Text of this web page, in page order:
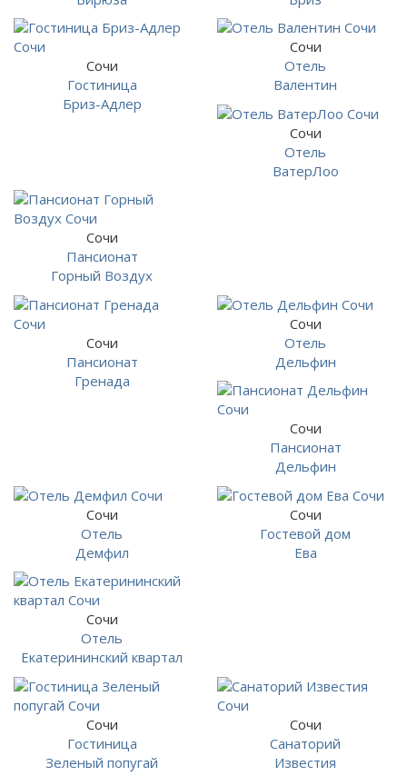
Сочи
Гостиница
Бриз-Адлер
Сочи
Отель
Валентин
Сочи
Отель
ВатерЛоо
Сочи
Пансионат
Горный Воздух
Сочи
Пансионат
Гренада
Сочи
Отель
Дельфин
Сочи
Пансионат
Дельфин
Сочи
Отель
Демфил
Сочи
Гостевой дом
Ева
Сочи
Отель
Екатерининский квартал
Сочи
Гостиница
Зеленый попугай
Сочи
Санаторий
Известия